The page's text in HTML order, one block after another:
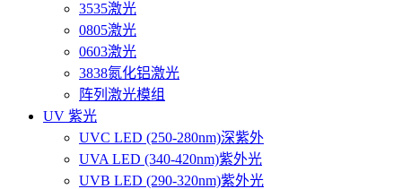
3535激光
0805激光
0603激光
3838氮化铝激光
阵列激光模组
UV 紫光
UVC LED (250-280nm)深紫外
UVA LED (340-420nm)紫外光
UVB LED (290-320nm)紫外光